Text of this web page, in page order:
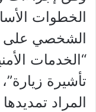
الخطوات
الشخصي على
“الخدمات
تأشيرة زيارة”،
المراد